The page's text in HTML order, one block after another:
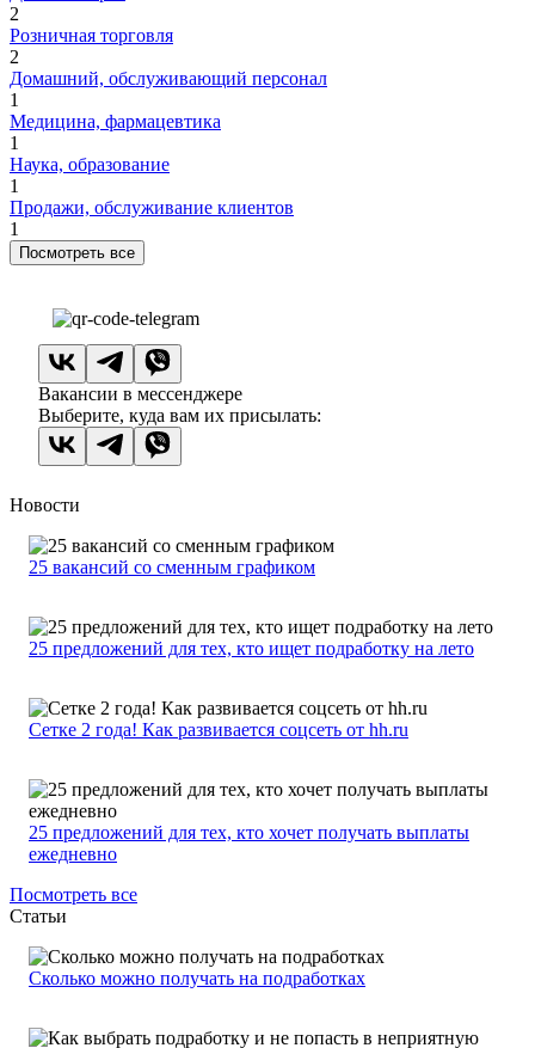
2
Розничная торговля
2
Домашний, обслуживающий персонал
1
Медицина, фармацевтика
1
Наука, образование
1
Продажи, обслуживание клиентов
1
Посмотреть все
Вакансии в мессенджере
Выберите, куда вам их присылать:
Новости
25 вакансий со сменным графиком
25 предложений для тех, кто ищет подработку на лето
Сетке 2 года! Как развивается соцсеть от hh.ru
25 предложений для тех, кто хочет получать выплаты
ежедневно
Посмотреть все
Статьи
Сколько можно получать на подработках